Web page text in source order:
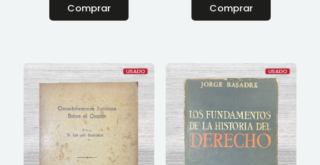
Comprar Comprar